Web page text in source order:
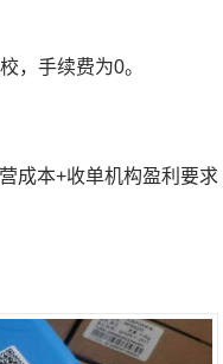
，手续费为0。
成本+收单机构盈利要求